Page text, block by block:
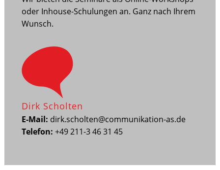
oder Inhouse-Schulungen an. Ganz nach Ihrem
Wunsch.
Dirk Scholten
E-Mail: dirk.scholten@communikation-as.de
Telefon: +49 211-3 46 31 45